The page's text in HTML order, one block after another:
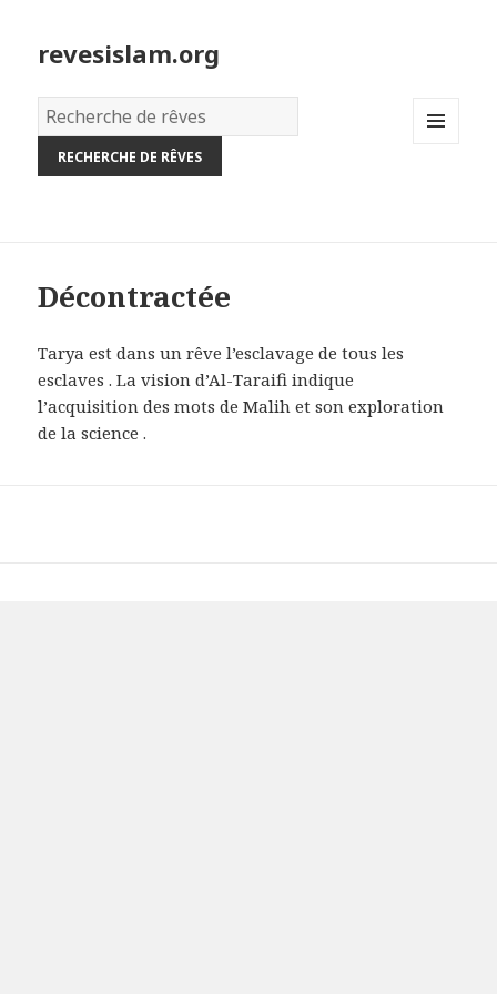
revesislam.org
Dictionnaire
des
rêves:
Décontractée
Tarya est dans un rêve l’esclavage de tous les
esclaves . La vision d’Al-Taraifi indique
l’acquisition des mots de Malih et son exploration
de la science .